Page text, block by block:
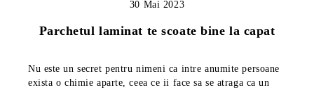
Parchetul laminat te scoate bine la capat
30 Mai 2023
Nu este un secret pentru nimeni ca intre anumite persoane
exista o chimie aparte, ceea ce ii face sa se atraga ca un